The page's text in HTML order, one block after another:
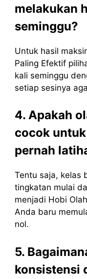
melakukan
seminggu?
Untuk hasil
Paling Efektif
kali seminggu
setiap sesinya
4. Apakah
cocok
pernah
Tentu saja, kelas
tingkatan mulai
menjadi Hobi
Anda baru
nol.
5.
konsistensi